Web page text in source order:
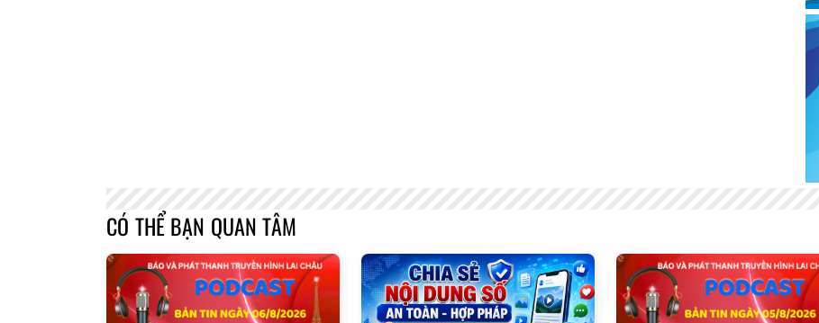
CÓ THỂ BẠN QUAN TÂM